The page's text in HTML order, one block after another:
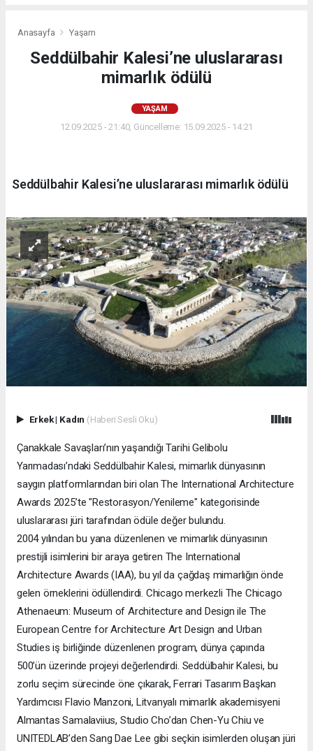
Anasayfa Yaşam
Seddülbahir Kalesi’ne uluslararası
mimarlık ödülü
YAŞAM
12.09.2025 - 21:40, Güncelleme: 15.09.2025 - 14:21
Seddülbahir Kalesi’ne uluslararası mimarlık ödülü
Erkek| Kadın (Haberi Sesli Oku)
Çanakkale Savaşları’nın yaşandığı Tarihi Gelibolu
Yarımadası’ndaki Seddülbahir Kalesi, mimarlık dünyasının
saygın platformlarından biri olan The International Architecture
Awards 2025’te "Restorasyon/Yenileme" kategorisinde
uluslararası jüri tarafından ödüle değer bulundu.
2004 yılından bu yana düzenlenen ve mimarlık dünyasının
prestijli isimlerini bir araya getiren The International
Architecture Awards (IAA), bu yıl da çağdaş mimarlığın önde
gelen örneklerini ödüllendirdi. Chicago merkezli The Chicago
Athenaeum: Museum of Architecture and Design ile The
European Centre for Architecture Art Design and Urban
Studies iş birliğinde düzenlenen program, dünya çapında
500’ün üzerinde projeyi değerlendirdi. Seddülbahir Kalesi, bu
zorlu seçim sürecinde öne çıkarak, Ferrari Tasarım Başkan
Yardımcısı Flavio Manzoni, Litvanyalı mimarlık akademisyeni
Almantas Samalaviius, Studio Cho’dan Chen-Yu Chiu ve
UNITEDLAB’den Sang Dae Lee gibi seçkin isimlerden oluşan jüri